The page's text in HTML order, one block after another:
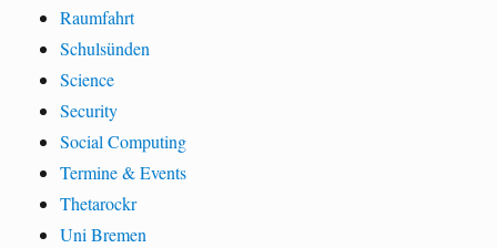
Raumfahrt
Schulsünden
Science
Security
Social Computing
Termine & Events
Thetarockr
Uni Bremen